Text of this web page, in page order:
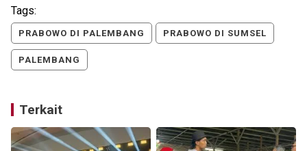
Tags:
PRABOWO DI PALEMBANG PRABOWO DI SUMSEL
PALEMBANG
Terkait